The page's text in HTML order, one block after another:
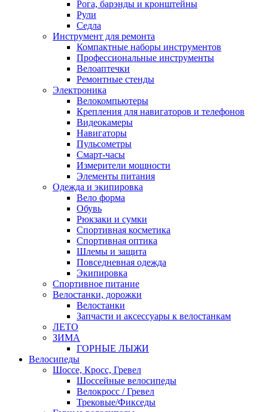
Рога, барэнды и кронштейны
Рули
Седла
Инструмент для ремонта
Компактные наборы инструментов
Профессиональные инструменты
Велоаптечки
Ремонтные стенды
Электроника
Велокомпьютеры
Крепления для навигаторов и телефонов
Видеокамеры
Навигаторы
Пульсометры
Смарт-часы
Измерители мощности
Элементы питания
Одежда и экипировка
Вело форма
Обувь
Рюкзаки и сумки
Спортивная косметика
Спортивная оптика
Шлемы и защита
Повседневная одежда
Экипировка
Спортивное питание
Велостанки, дорожки
Велостанки
Запчасти и аксессуары к велостанкам
ЛЕТО
ЗИМА
ГОРНЫЕ ЛЫЖИ
Велосипеды
Шоссе, Кросс, Гревел
Шоссейные велосипеды
Велокросс / Гревел
Трековые/Фикседы